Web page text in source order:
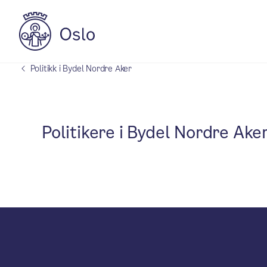
Politikk i Bydel Nordre Aker
Politikere i Bydel Nordre